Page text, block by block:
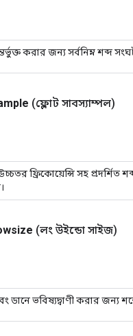
করার জন্য সর্বনিম্ন শব্দ
(ফ্লোট সাবস্যাম্পল)
ফ্রিকোয়েন্সি সহ
(লং উইন্ডো সাইজ)
ডানে ভবিষ্যদ্বাণী করার জন্য